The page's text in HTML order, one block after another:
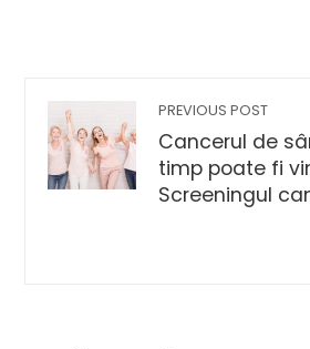
PREVIOUS POST
Cancerul de
timp poate fi
Screeningul